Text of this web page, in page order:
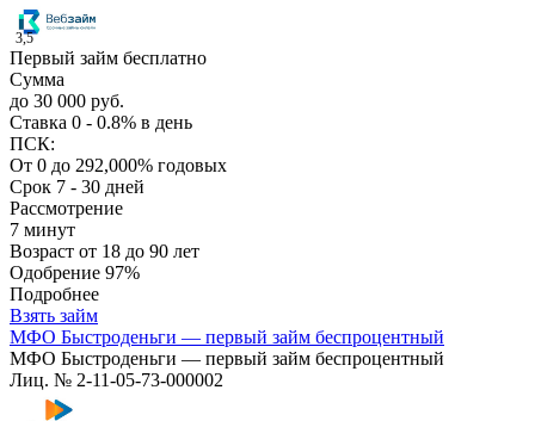
3,5
Первый займ бесплатно
Сумма
до 30 000 руб.
Ставка 0 - 0.8% в день
ПСК:
От 0 до 292,000% годовых
Срок 7 - 30 дней
Рассмотрение
7 минут
Возраст от 18 до 90 лет
Одобрение 97%
Подробнее
Взять займ
МФО Быстроденьги — первый займ беспроцентный
МФО Быстроденьги — первый займ беспроцентный
Лиц. № 2-11-05-73-000002